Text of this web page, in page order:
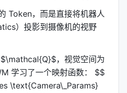
Token，而是直接将机器人
）投影到摄像机的视野
，视觉空间为
学习了一个映射函数： $$
\text{Camera\_Params}